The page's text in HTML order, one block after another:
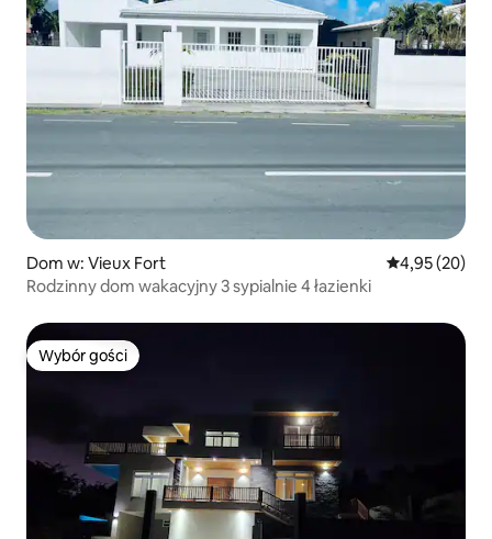
Dom w: Vieux Fort Średnia
4,95 (20)
Rodzinny dom wakacyjny 3 sypialnie 4 łazienki
Wybór gości
Wybór gości